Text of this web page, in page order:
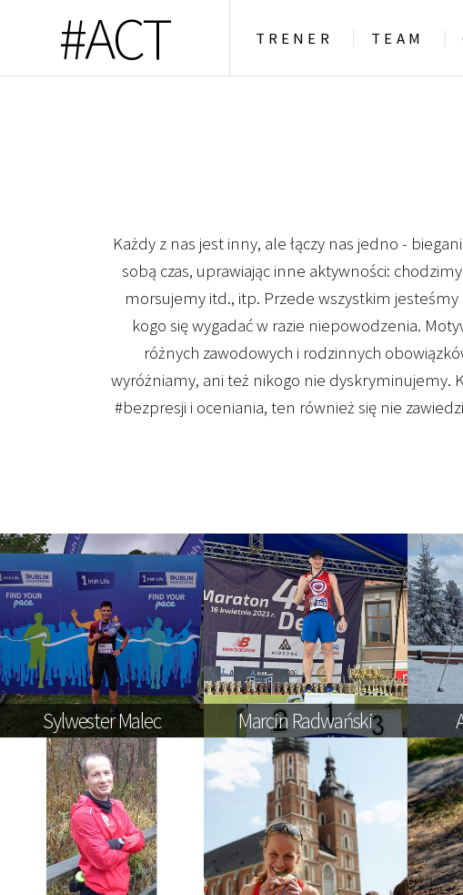
#ACT TRENER TEAM
Każdy z nas jest inny, ale łączy nas jedno -
sobą czas, uprawiając inne aktywności:
morsujemy itd., itp. Przede wszystkim
kogo się wygadać w razie niepowodzenia.
różnych zawodowych i rodzinnych
wyróżniamy, ani też nikogo nie dyskryminujemy.
#bezpresji i oceniania, ten również się nie
Sylwester Malec Marcin Radwański